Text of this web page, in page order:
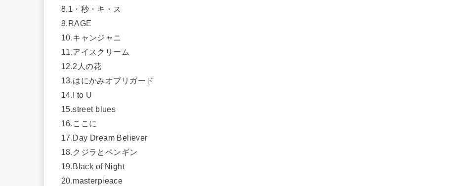
8.1・秒・キ・ス
9.RAGE
10.キャンジャニ
11.アイスクリーム
12.2人の花
13.はにかみオブリガード
14.I to U
15.street blues
16.ここに
17.Day Dream Believer
18.クジラとペンギン
19.Black of Night
20.masterpieace